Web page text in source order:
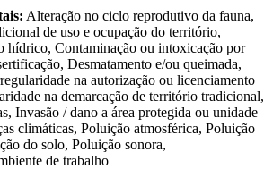
Alteração no ciclo reprodutivo da fauna,
de uso e ocupação do território,
hídrico, Contaminação ou intoxicação por
Desmatamento e/ou queimada,
na autorização ou licenciamento
na demarcação de território tradicional,
Invasão / dano a área protegida ou unidade
climáticas, Poluição atmosférica, Poluição
do solo, Poluição sonora,
de trabalho